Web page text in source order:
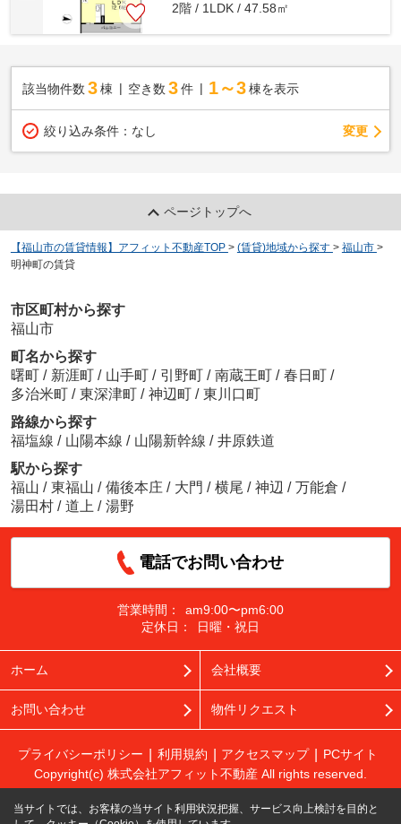
2階 / 1LDK / 47.58㎡
該当物件数 3棟 空き数 3 件 1～3 棟を表示
絞り込み条件： なし 変更
ページトップへ
【福山市の賃貸情報】アフィット不動産TOP > (賃貸)地域から探す > 福山市 >
明神町の賃貸
市区町村から探す
福山市
町名から探す
曙町 / 新涯町 / 山手町 / 引野町 / 南蔵王町 / 春日町 /
多治米町 / 東深津町 / 神辺町 / 東川口町
路線から探す
福塩線 / 山陽本線 / 山陽新幹線 / 井原鉄道
駅から探す
福山 / 東福山 / 備後本庄 / 大門 / 横尾 / 神辺 / 万能倉 /
湯田村 / 道上 / 湯野
電話でお問い合わせ
営業時間：
am9:00〜pm6:00
定休日：
日曜・祝日
ホーム 会社概要
お問い合わせ 物件リクエスト
プライバシーポリシー 利用規約 アクセスマップ
PCサイト
Copyright(c) 株式会社アフィット不動産 All rights reserved.
当サイトでは、お客様の当サイト利用状況把握、サービス向上検討を目的と